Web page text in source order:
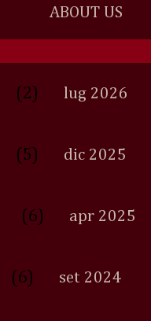
ABOUT US
(2) lug 2026
(5) dic 2025
(6) apr 2025
(6) set 2024